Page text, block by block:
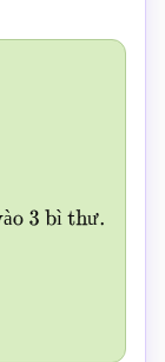
à ì ư
3 bì thư.